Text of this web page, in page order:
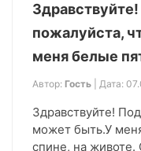
пожалуйста,
меня белые
Автор: Гость | Дата:
Здравствуйте!
может быть.У
спине, на животе.